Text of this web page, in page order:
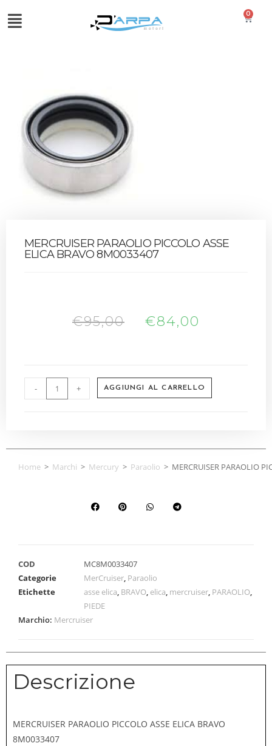
0
MERCRUISER PARAOLIO PICCOLO ASSE
ELICA BRAVO 8M0033407
€95,00 €84,00
- + AGGIUNGI AL CARRELLO
Home > Marchi > Mercury > Paraolio > MERCRUISER PARAOLIO
COD
MC8M0033407
Categorie
MerCruiser, Paraolio
Etichette
asse elica, BRAVO, elica, mercruiser, PARAOLIO,
PIEDE
Marchio: Mercruiser
Descrizione
MERCRUISER PARAOLIO PICCOLO ASSE ELICA BRAVO
8M0033407